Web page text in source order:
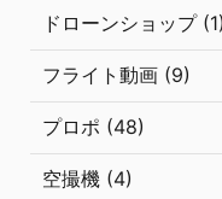
ドローンショップ (1)
フライト動画 (9)
プロポ (48)
空撮機 (4)